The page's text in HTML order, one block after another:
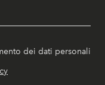
dei dati personali